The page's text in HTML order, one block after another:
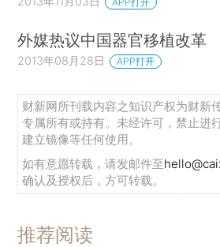
外媒热议中国器官移植改革
2013年08月28日 APP打开
财新网所刊载内容之知识产权为财新
专属所有或持有。未经许可，禁止进
建立镜像等任何使用。
如有意愿转载，请发邮件至
确认及授权后，方可转载。
推荐阅读